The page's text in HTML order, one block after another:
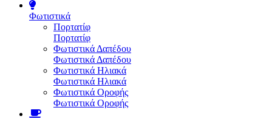
Φωτιστικά
Πορτατίφ
Πορτατίφ
Φωτιστικά Δαπέδου
Φωτιστικά Δαπέδου
Φωτιστικά Ηλιακά
Φωτιστικά Ηλιακά
Φωτιστικά Οροφής
Φωτιστικά Οροφής